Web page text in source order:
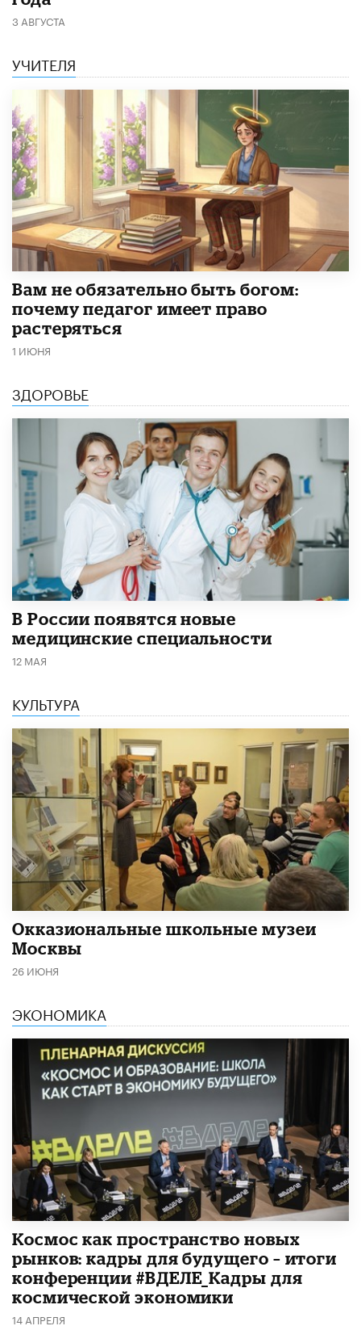
3 АВГУСТА
УЧИТЕЛЯ
​Вам не обязательно быть богом:
почему педагог имеет право
растеряться
1 ИЮНЯ
ЗДОРОВЬЕ
В России появятся новые
медицинские специальности
12 МАЯ
КУЛЬТУРА
​Окказиональные школьные музеи
Москвы
26 ИЮНЯ
ЭКОНОМИКА
Космос как пространство новых
рынков: кадры для будущего – итоги
конференции #ВДЕЛЕ_Кадры для
космической экономики
14 АПРЕЛЯ